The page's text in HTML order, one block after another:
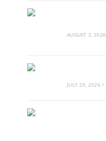
AUGUST 3, 2026
JULY 29, 2026 /